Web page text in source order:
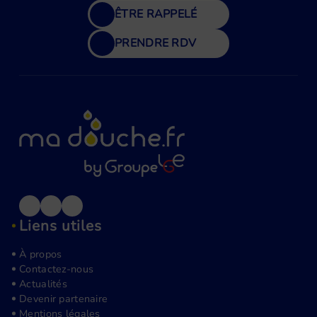
ÊTRE RAPPELÉ
PRENDRE RDV
Liens utiles
À propos
Contactez-nous
Actualités
Devenir partenaire
Mentions légales